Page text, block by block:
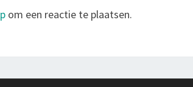
om een reactie te plaatsen.